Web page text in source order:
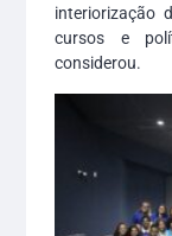
interiorização
cursos e
considerou.